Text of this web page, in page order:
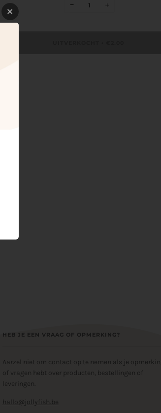
− +
HEB JE EEN VRAAG OF OPMERKING?
Aarzel niet om contact op te nemen als je
of vragen hebt over producten, bestellingen of
leveringen.
hallo@jollyfish.be